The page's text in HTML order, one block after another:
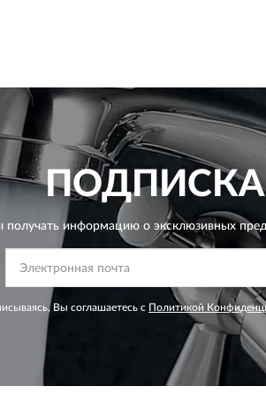
ПОДПИСКА
получать информацию о эксклюзивных
Вы соглашаетесь с Политикой